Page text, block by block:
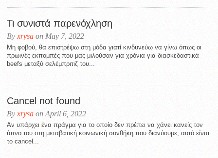
Τι συνιστά παρενόχληση
By xrysa on May 7, 2022
Μη φοβού, θα επιστρέψω στη μόδα γιατί κινδυνεύω να γίνω όπως οι
πρωινές εκπομπές που μας μιλούσαν για χρόνια για διασκεδαστικά
beefs μεταξύ σελέμπριτιζ του...
Cancel not found
By xrysa on April 6, 2022
Αν υπάρχει ένα πράγμα για το οποίο δεν πρέπει να χάνει κανείς τον
ύπνο του στη μεταβατική κοινωνική συνθήκη που διανύουμε, αυτό είναι
το cancel...